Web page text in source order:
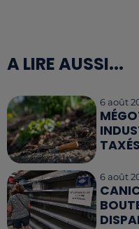
A LIRE AUSSI...
6 août
6 août